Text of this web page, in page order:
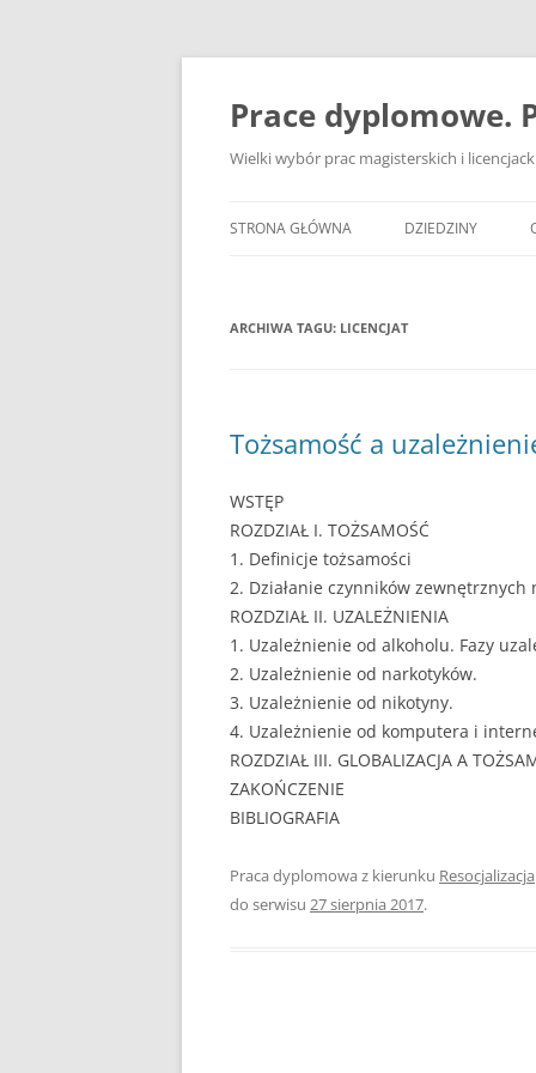
Przejdź
Prace dyplomowe.
Wielki wybór prac magisterskich i
STRONA GŁÓWNA DZIEDZINY
EKONOMIA
FINANSE
GASTRONOMIA
HANDEL
HOTELARSTWO
LOGISTYKA I
ARCHIWA TAGU: LICENCJAT
Tożsamość a
WSTĘP
ROZDZIAŁ I. TOŻSAMOŚĆ
1. Definicje tożsamości
2. Działanie czynników
ROZDZIAŁ II. UZALEŻNIENIA
1. Uzależnienie od alkoholu. Fazy
2. Uzależnienie od narkotyków.
3. Uzależnienie od nikotyny.
4. Uzależnienie od komputera i
ROZDZIAŁ III. GLOBALIZACJA A
ZAKOŃCZENIE
BIBLIOGRAFIA
Praca dyplomowa z kierunku Resocjalizacja
do serwisu 27 sierpnia 2017.